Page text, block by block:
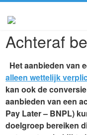
Achteraf
Het aanbieden van
alleen wettelijk
kan ook de
aanbieden van een
Pay Later – BNPL)
doelgroep bereiken